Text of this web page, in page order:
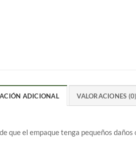
ADICIONAL VALORACIONES (0)
que el empaque tenga pequeños